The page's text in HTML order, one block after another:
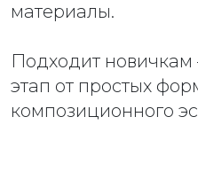
материалы.
Подходит
этап от простых
композиционного